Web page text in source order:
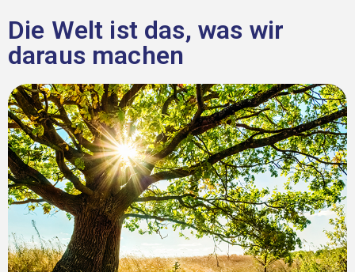
Die Welt ist das, was wir
daraus machen